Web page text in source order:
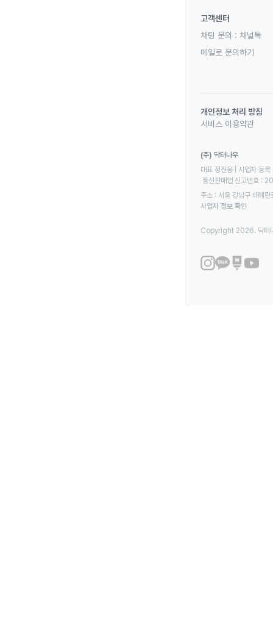
고객센터
채팅 문의 : 채널톡
메일로 문의하기
개인정보 처리 방침
서비스 이용약관
(주) 닥터나우
대표 정진웅 | 사업자
통신판매업 신고번호
주소 : 서울 강남구 테헤
사업자 정보 확인
Copyright 2026. 닥터